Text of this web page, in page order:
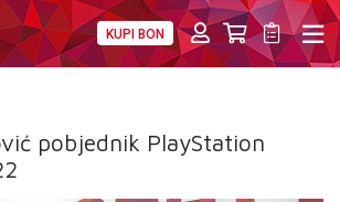
KUPI BON
pobjednik PlayStation